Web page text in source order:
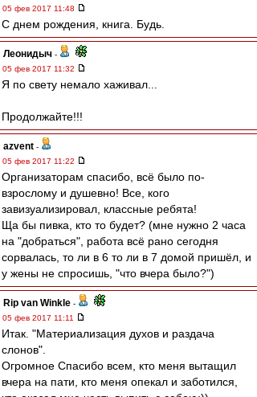
05 фев 2017 11:48
С днем рождения, книга. Будь.
Леонидыч -
05 фев 2017 11:32
Я по свету немало хаживал...
Продолжайте!!!
azvent -
05 фев 2017 11:22
Организаторам спасибо, всё было по-
взрослому и душевно! Все, кого
завизуализировал, классные ребята!
Ща бы пивка, кто то будет? (мне нужно 2 часа
на "добраться", работа всё рано сегодня
сорвалась, то ли в 6 то ли в 7 домой пришёл, и
у жены не спросишь, "что вчера было?")
Rip van Winkle -
05 фев 2017 11:11
Итак. "Материализация духов и раздача
слонов".
Огромное Спасибо всем, кто меня вытащил
вчера на пати, кто меня опекал и заботился,